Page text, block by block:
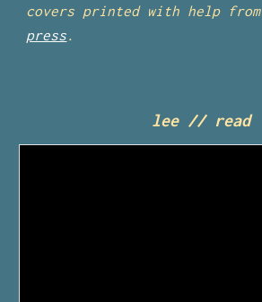
covers printed with help from
press.
lee // read